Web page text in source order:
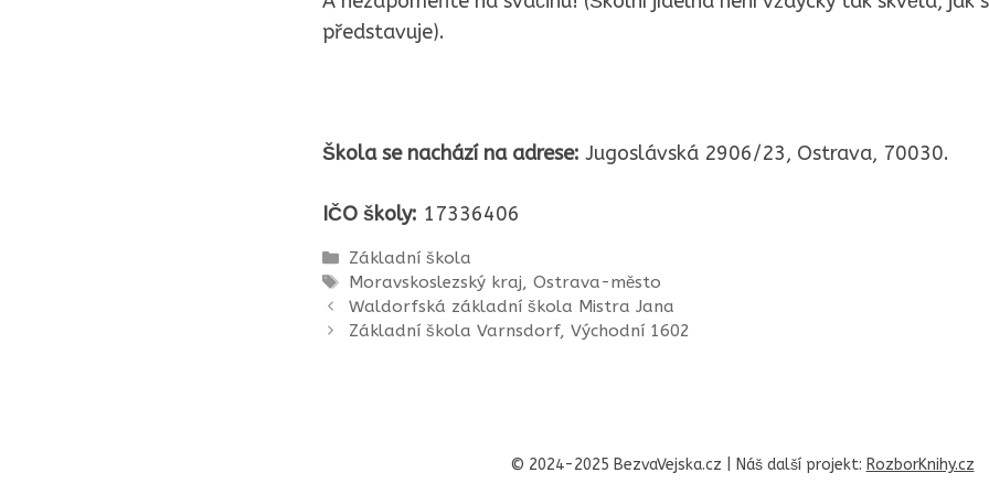
představuje).
Škola se nachází na adrese: Jugoslávská 2906/23, Ostrava, 70030.
IČO školy: 17336406
Rubriky
Základní škola
Štítky
Moravskoslezský kraj,Ostrava-město
Waldorfská základní škola Mistra Jana
Základní škola Varnsdorf, Východní 1602
© 2024-2025 BezvaVejska.cz | Náš další projekt: RozborKnihy.cz